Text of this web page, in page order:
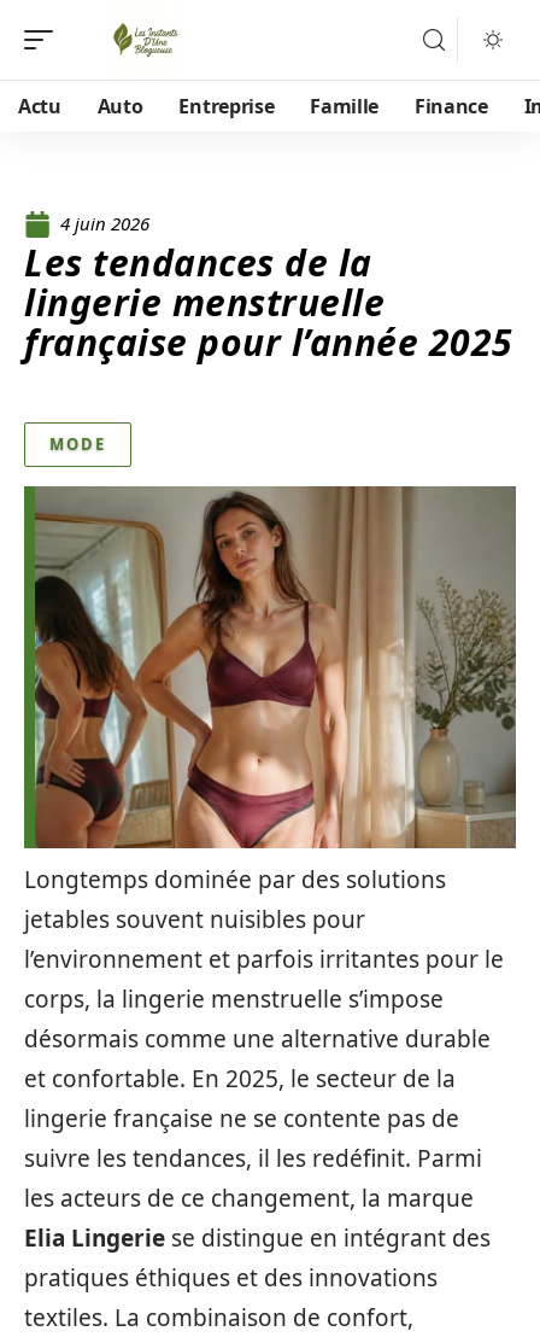
Actu Auto Entreprise Famille Finance
4 juin 2026
Les tendances de la
lingerie menstruelle
française pour l’année 2025
MODE
Longtemps dominée par des solutions
jetables souvent nuisibles pour
l’environnement et parfois irritantes pour le
corps, la lingerie menstruelle s’impose
désormais comme une alternative durable
et confortable. En 2025, le secteur de la
lingerie française ne se contente pas de
suivre les tendances, il les redéfinit. Parmi
les acteurs de ce changement, la marque
Elia Lingerie se distingue en intégrant des
pratiques éthiques et des innovations
textiles. La combinaison de confort,